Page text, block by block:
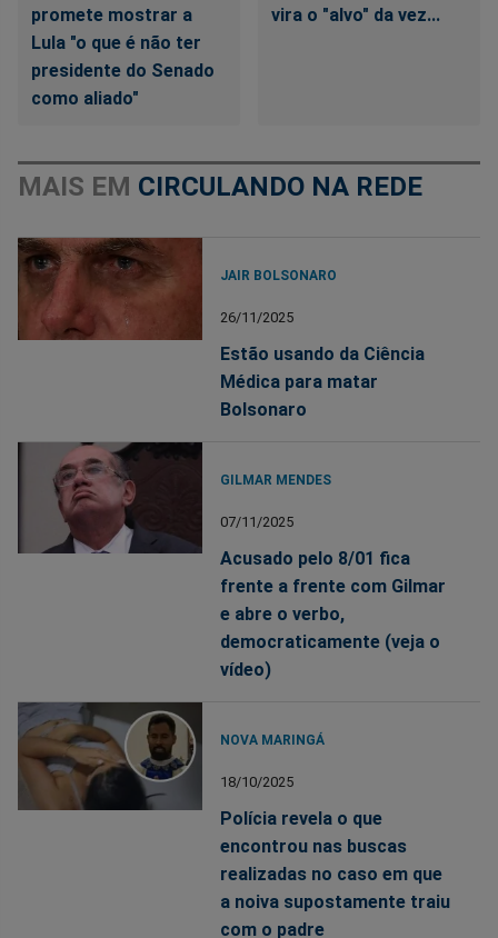
promete mostrar a
Lula "o que é não ter
presidente do Senado
como aliado"
vira o "alvo" da vez...
MAIS EM CIRCULANDO NA REDE
JAIR BOLSONARO
26/11/2025
Estão usando da Ciência
Médica para matar
Bolsonaro
GILMAR MENDES
07/11/2025
Acusado pelo 8/01 fica
frente a frente com Gilmar
e abre o verbo,
democraticamente (veja o
vídeo)
NOVA MARINGÁ
18/10/2025
Polícia revela o que
encontrou nas buscas
realizadas no caso em que
a noiva supostamente traiu
com o padre